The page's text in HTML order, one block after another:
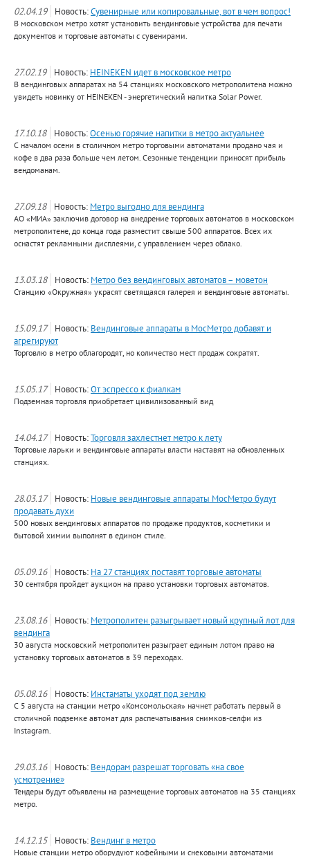
02.04.19 Новость:Сувенирные или копировальные, вот в чем вопрос!
В московском метро хотят установить вендинговые устройства для печати
документов и торговые автоматы с сувенирами.
27.02.19 Новость: HEINEKEN идет в московское метро
В вендинговых аппаратах на 54 станциях московского метрополитена можно
увидеть новинку от HEINEKEN - энергетический напитка Solar Power.
17.10.18 Новость:Осенью горячие напитки в метро актуальнее
С началом осени в столичном метро торговыми автоматами продано чая и
кофе в два раза больше чем летом. Сезонные тенденции приносят прибыль
вендоманам.
27.09.18 Новость: Метро выгодно для вендинга
АО «МИА» заключив договор на внедрение торговых автоматов в московском
метрополитене, до конца года разместит свыше 500 аппаратов. Всех их
оснастят рекламными дисплеями, с управлением через облако.
13.03.18 Новость: Метро без вендинговых автоматов – моветон
Станцию «Окружная» украсят светящаяся галерея и вендинговые автоматы.
15.09.17 Новость: Вендинговые аппараты в МосМетро добавят и
агрегируют
Торговлю в метро облагородят, но количество мест продаж сократят.
15.05.17 Новость:От эспрессо к фиалкам
Подземная торговля приобретает цивилизованный вид
14.04.17 Новость:Торговля захлестнет метро к лету
Торговые ларьки и вендинговые аппараты власти наставят на обновленных
станциях.
28.03.17 Новость: Новые вендинговые аппараты МосМетро будут
продавать духи
500 новых вендинговых аппаратов по продаже продуктов, косметики и
бытовой химии выполнят в едином стиле.
05.09.16 Новость: На 27 станциях поставят торговые автоматы
30 сентября пройдет аукцион на право установки торговых автоматов.
23.08.16 Новость: Метрополитен разыгрывает новый крупный лот для
вендинга
30 августа московский метрополитен разыграет единым лотом право на
установку торговых автоматов в 39 переходах.
05.08.16 Новость: Инстаматы уходят под землю
С 5 августа на станции метро «Комсомольская» начнет работать первый в
столичной подземке автомат для распечатывания снимков-селфи из
Instagram.
29.03.16 Новость: Вендорам разрешат торговать «на свое
усмотрение»
Тендеры будут объявлены на размещение торговых автоматов на 35 станциях
метро.
14.12.15 Новость: Вендинг в метро
Новые станции метро оборудуют кофейными и снековыми автоматами